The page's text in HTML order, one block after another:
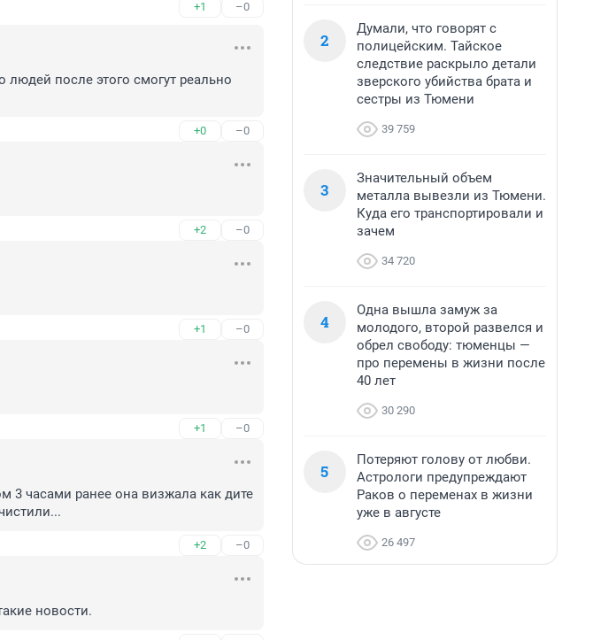
+1 –0
после этого смогут реально
+0 –0
+2 –0
+1 –0
+1 –0
3 часами ранее она визжала как дите
+2 –0
новости.
2
Думали, что говорят с
полицейским. Тайское
следствие раскрыло детали
зверского убийства брата и
сестры из Тюмени
39 759
3
Значительный объем
металла вывезли из Тюмени.
Куда его транспортировали и
зачем
34 720
4
Одна вышла замуж за
молодого, второй развелся и
обрел свободу: тюменцы —
про перемены в жизни после
40 лет
30 290
5
Потеряют голову от любви.
Астрологи предупреждают
Раков о переменах в жизни
уже в августе
26 497